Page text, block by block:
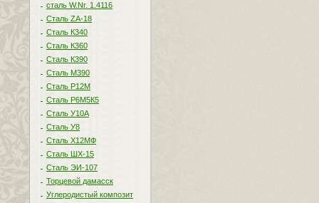
сталь W.Nr. 1.4116
Сталь ZA-18
Сталь К340
Сталь К360
Сталь К390
Сталь М390
Сталь Р12М
Сталь Р6М5К5
Сталь У10А
Сталь У8
Сталь Х12МФ
Сталь ШХ-15
Сталь ЭИ-107
Торцевой дамасск
Углеродистый композит